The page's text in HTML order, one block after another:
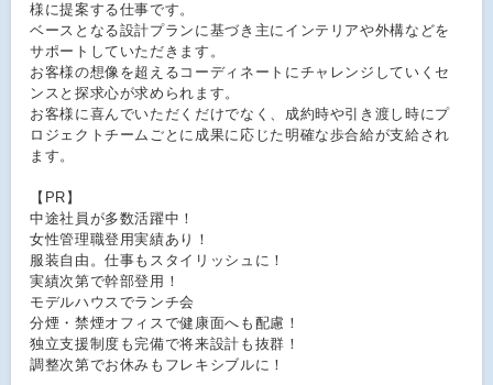
様に提案する仕事です。
ベースとなる設計プランに基づき主にインテリアや外構などを
サポートしていただきます。
お客様の想像を超えるコーディネートにチャレンジしていくセ
ンスと探求心が求められます。
お客様に喜んでいただくだけでなく、成約時や引き渡し時にプ
ロジェクトチームごとに成果に応じた明確な歩合給が支給され
ます。
【PR】
中途社員が多数活躍中！
女性管理職登用実績あり！
服装自由。仕事もスタイリッシュに！
実績次第で幹部登用！
モデルハウスでランチ会
分煙・禁煙オフィスで健康面へも配慮！
独立支援制度も完備で将来設計も抜群！
調整次第でお休みもフレキシブルに！